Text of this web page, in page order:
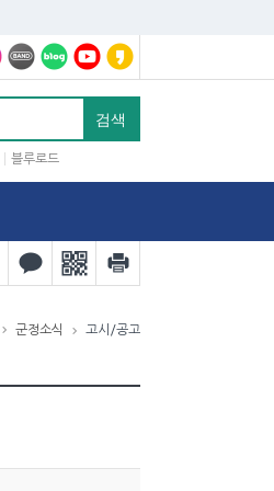
블루로드
군정소식 고시/공고